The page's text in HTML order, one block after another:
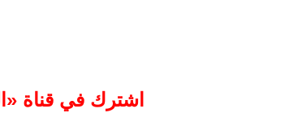
اشترك في قناة